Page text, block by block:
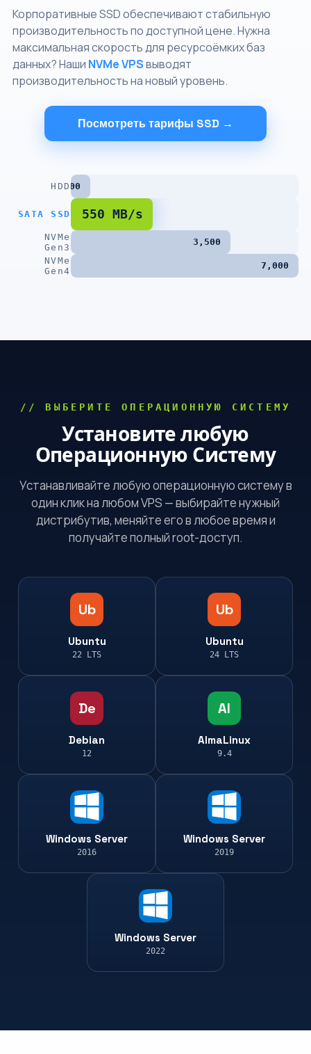
Корпоративные SSD обеспечивают стабильную
производительность по доступной цене. Нужна
максимальная скорость для ресурсоёмких баз
данных? Наши NVMe VPSвыводят
производительность на новый уровень.
Посмотреть тарифы SSD →
HDD200
SATA SSD 550 MB/s
NVMe
Gen3
3,500
NVMe
Gen4
7,000
// ВЫБЕРИТЕ ОПЕРАЦИОННУЮ СИСТЕМУ
Установите любую
Операционную Систему
Устанавливайте любую операционную систему в
один клик на любом VPS — выбирайте нужный
дистрибутив, меняйте его в любое время и
получайте полный root-доступ.
Ub
Ubuntu
22 LTS
Ub
Ubuntu
24 LTS
De
Debian
12
Al
AlmaLinux
9.4
Windows Server
2016
Windows Server
2019
Windows Server
2022